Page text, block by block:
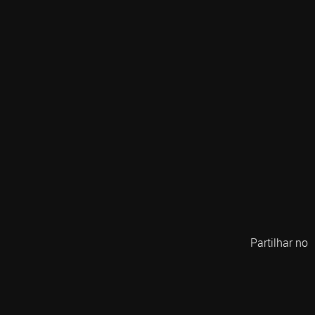
Partilhar no